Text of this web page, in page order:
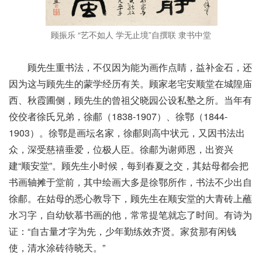
顾振乐 “艺不如人 学无止境”自撰联 隶书中堂
顾先生重书法，不仅因为能为画作点睛，益补金石，还
因为这与顾先生的蒙学经历有关。顾家老宅安顺堂在城隍庙
西、秋霞圃侧，顾先生的曾祖父晓园公设私塾之所。当年有
佼佼者徐氏兄弟，徐郙（1838-1907）、徐鄂（1844-
1903）。徐鄂是画坛名家，徐郙则高中状元，又因书法出
众，深受慈禧垂爱，位极人臣。徐郙为谢师恩，出资兴
建“顺安堂”。顾先生小时候，每到春夏之交，其姑母都会把
书画轴摊于堂前，其中绘画大多是徐鄂所作，书法不少出自
徐郙。在姑母的悉心教导下，顾先生在顺安堂的大青砖上蘸
水习字，自幼钦慕书画的他，常常提笔就忘了时间。有诗为
证：“自古量才字为先，少年勤练效齐贤。家贫那有闲钱
使，清水涂砖待晓天。”